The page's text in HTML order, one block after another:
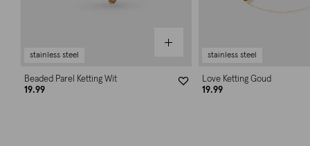
stainless steel
Beaded Parel Ketting Wit
19.99
stainless steel
Love Ketting Goud
19.99